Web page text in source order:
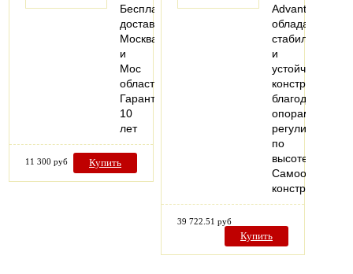
Бесплатная
доставка
Москва
и
Мос
область
Гарантия
10
лет
11 300 руб Купить
Advantix
обладает
стабильной
и
устойчивой
конструкцией
благодаря
опорам,
регулируемым
по
высоте.
конструкция…
39 722.51 руб
Купить